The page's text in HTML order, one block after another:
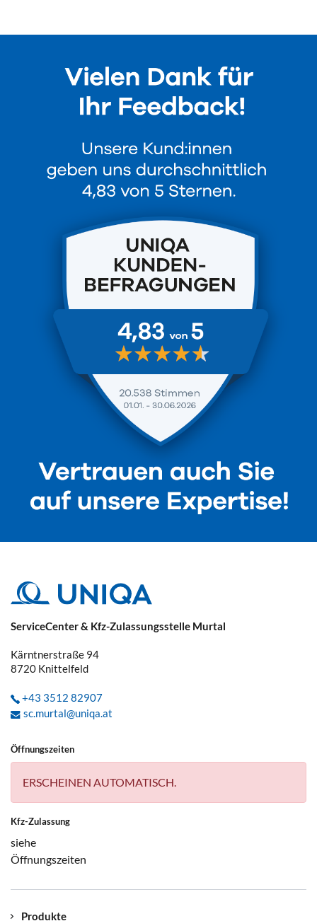
ServiceCenter & Kfz-Zulassungsstelle Murtal
Kärntnerstraße 94
8720 Knittelfeld
+43 3512 82907
sc.murtal@uniqa.at
Öffnungszeiten
ERSCHEINEN AUTOMATISCH.
Kfz-Zulassung
siehe
Öffnungszeiten
Produkte